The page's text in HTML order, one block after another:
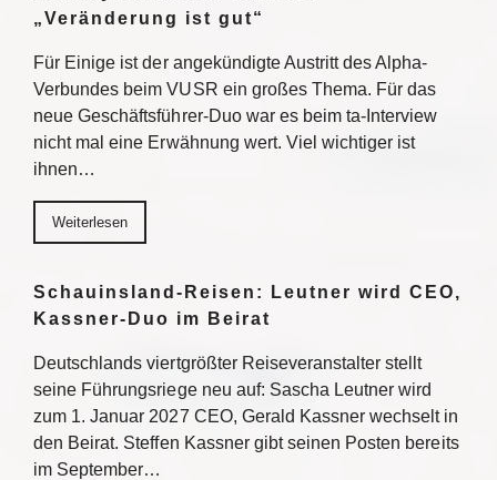
„Veränderung ist gut“
Für Einige ist der angekündigte Austritt des Alpha-
Verbundes beim VUSR ein großes Thema. Für das
neue Geschäftsführer-Duo war es beim ta-Interview
nicht mal eine Erwähnung wert. Viel wichtiger ist
ihnen…
Weiterlesen
Schauinsland-Reisen: Leutner wird CEO,
Kassner-Duo im Beirat
Deutschlands viertgrößter Reiseveranstalter stellt
seine Führungsriege neu auf: Sascha Leutner wird
zum 1. Januar 2027 CEO, Gerald Kassner wechselt in
den Beirat. Steffen Kassner gibt seinen Posten bereits
im September…